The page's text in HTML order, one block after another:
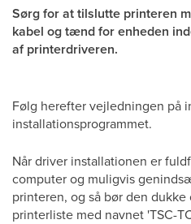
Sørg for at tilslutte printeren
kabel og tænd for enheden
af printerdriveren.
Følg herefter vejledningen på
installationsprogrammet.
Når driver installationen er
computer og muligvis
printeren, og så bør den
printerliste med navnet 'TSC-